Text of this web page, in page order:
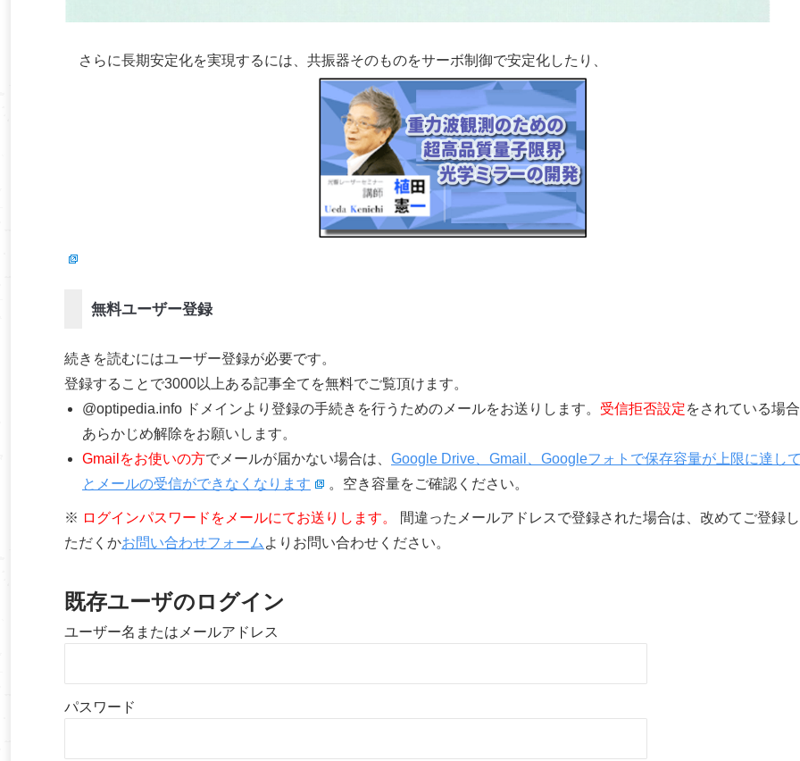
さらに長期安定化を実現するには、共振器そのものをサーボ制御で安定化したり、
無料ユーザー登録
続きを読むにはユーザー登録が必要です。
登録することで3000以上ある記事全てを無料でご覧頂けます。
@optipedia.info ドメインより登録の手続きを行うためのメールをお送りします。 受信拒否設定をされている場
あらかじめ解除をお願いします。
Gmailをお使いの方でメールが届かない場合は、 Google Drive、Gmail、Googleフォトで保存容量が上限に達し
とメールの受信ができなくなります
。空き容量をご確認ください。
※ ログインパスワードをメールにてお送りします。
間違ったメールアドレスで登録された場合は、改めてご登録
ただくかお問い合わせフォーム よりお問い合わせください。
既存ユーザのログイン
ユーザー名またはメールアドレス
パスワード